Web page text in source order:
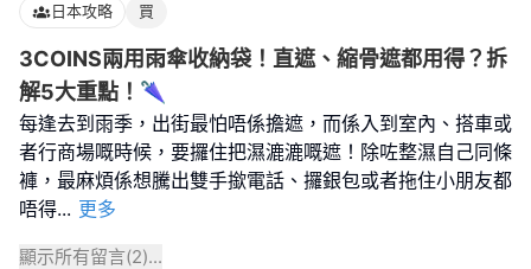
日本攻略 買
3COINS兩用雨傘收納袋！直遮、縮骨遮都用得？拆
解5大重點！🌂
每逢去到雨季，出街最怕唔係擔遮，而係入到室內、搭車或
者行商場嘅時候，要攞住把濕漉漉嘅遮！除咗整濕自己同條
褲，最麻煩係想騰出雙手撳電話、攞銀包或者拖住小朋友都
唔得... 更多
顯示所有留言(2)...